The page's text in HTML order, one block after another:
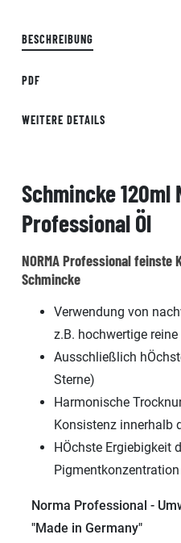
BESCHREIBUNG
PDF
WEITERE DETAILS
Schmincke 120ml
Professional Öl
NORMA Professional feinste
Schmincke
Verwendung von
z.B. hochwertige
Ausschließlich
Sterne)
Harmonische
Konsistenz innerhalb
HÖchste Ergiebigkeit
Pigmentkonzentration
Norma Professional -
"Made in Germany"